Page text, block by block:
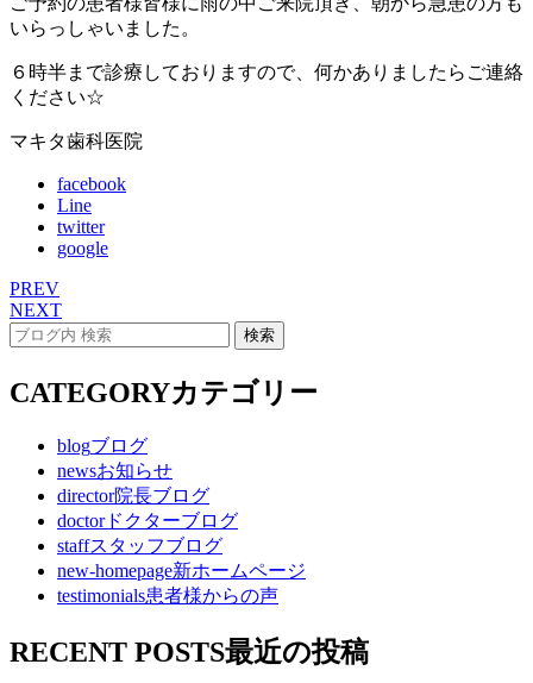
いらっしゃいました。
６時半まで診療しておりますので、何かありましたらご連絡
ください☆
マキタ歯科医院
facebook
Line
twitter
google
PREV
NEXT
CATEGORYカテゴリー
blogブログ
newsお知らせ
director院長ブログ
doctorドクターブログ
staffスタッフブログ
new-homepage新ホームページ
testimonials患者様からの声
RECENT POSTS最近の投稿